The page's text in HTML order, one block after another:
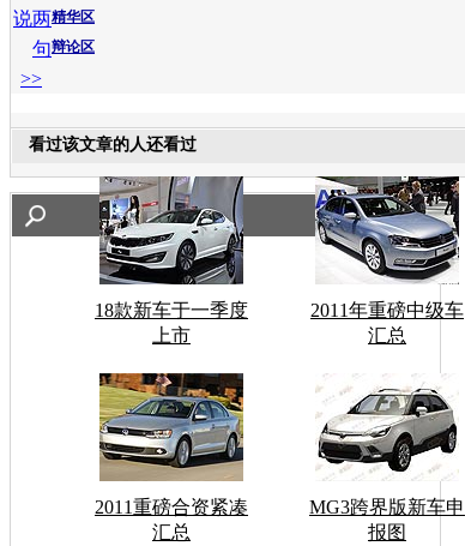
精华区
辩论区
说两
句
>>
看过该文章的人还看过
18款新车于一季度
上市
2011年重磅中级车
汇总
2011重磅合资紧凑
汇总
MG3跨界版新车申
报图